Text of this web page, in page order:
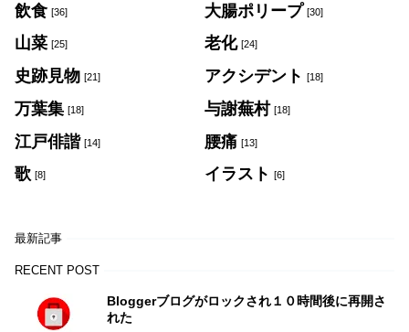
飲食 [36] 大腸ポリープ [30]
山菜 [25] 老化 [24]
史跡見物 [21] アクシデント [18]
万葉集 [18] 与謝蕪村 [18]
江戸俳諧 [14] 腰痛 [13]
歌 [8] イラスト [6]
最新記事
RECENT POST
Bloggerブログがロックされ１０時間後に再開さ
れた